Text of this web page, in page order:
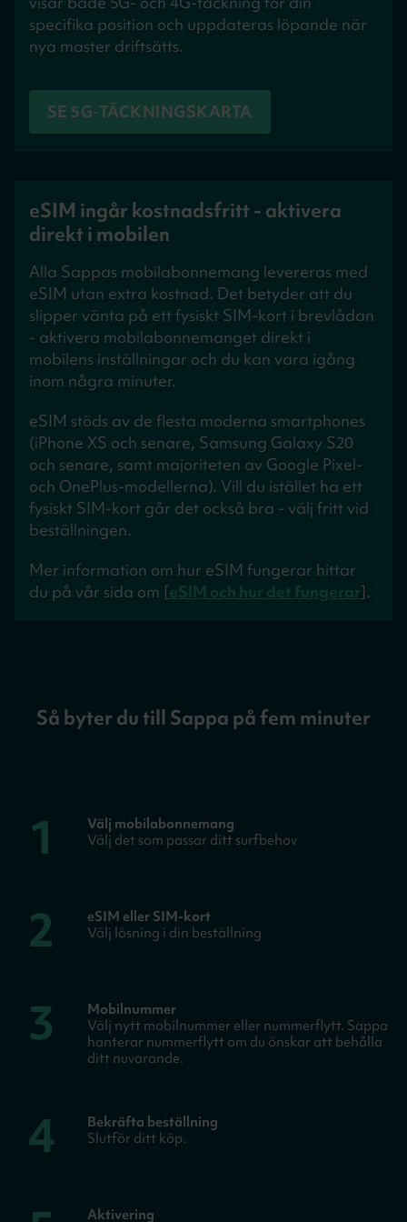
specifika position och uppdateras löpande när
nya master driftsätts.
SE 5G-TÄCKNINGSKARTA
eSIM ingår kostnadsfritt - aktivera
direkt i mobilen
Alla Sappas mobilabonnemang levereras med
eSIM utan extra kostnad. Det betyder att du
slipper vänta på ett fysiskt SIM-kort i brevlådan
- aktivera mobilabonnemanget direkt i
mobilens inställningar och du kan vara igång
inom några minuter.
eSIM stöds av de flesta moderna smartphones
(iPhone XS och senare, Samsung Galaxy S20
och senare, samt majoriteten av Google Pixel-
och OnePlus-modellerna). Vill du istället ha ett
fysiskt SIM-kort går det också bra - välj fritt vid
beställningen.
Mer information om hur eSIM fungerar hittar
du på vår sida om [eSIM och hur det fungerar].
Så byter du till Sappa på fem minuter
1
Välj mobilabonnemang
Välj det som passar ditt surfbehov
2
eSIM eller SIM-kort
Välj lösning i din beställning
3
Mobilnummer
Välj nytt mobilnummer eller nummerflytt. Sappa
hanterar nummerflytt om du önskar att behålla
ditt nuvarande.
4
Bekräfta beställning
Slutför ditt köp.
Aktivering